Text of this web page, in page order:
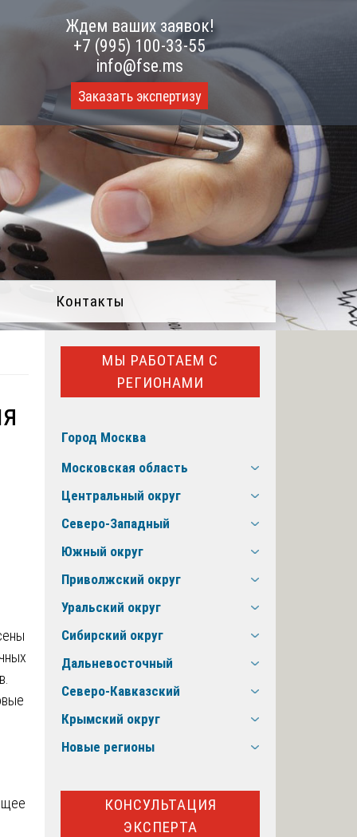
Ждем ваших заявок!
+7 (995) 100-33-55
info@fse.ms
Заказать экспертизу
Контакты
МЫ РАБОТАЕМ С
РЕГИОНАМИ
Город Москва
Московская область
Центральный округ
Северо-Западный
Южный округ
Приволжский округ
Уральский округ
Сибирский округ
Дальневосточный
Северо-Кавказский
Крымский округ
Новые регионы
КОНСУЛЬТАЦИЯ
ЭКСПЕРТА